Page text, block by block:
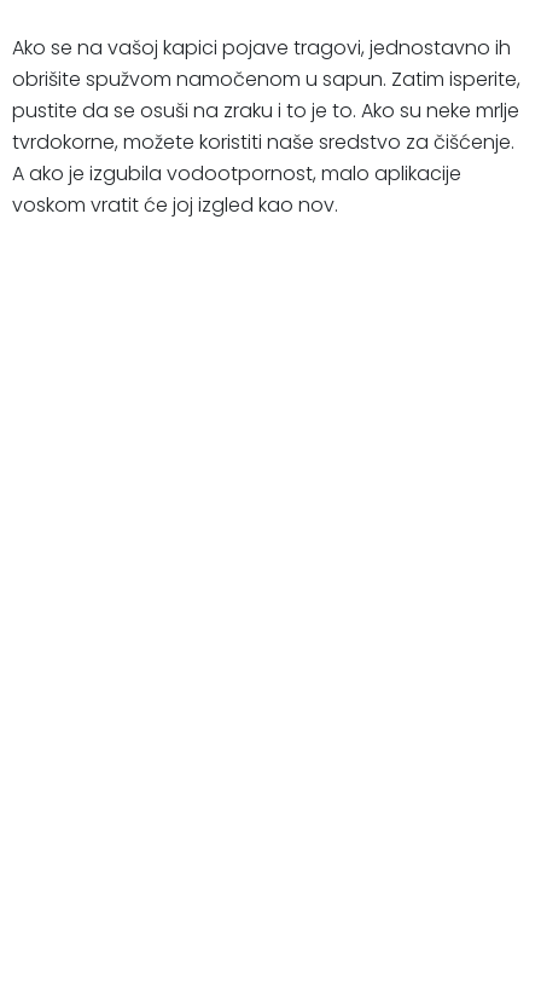
Ako se na vašoj kapici pojave tragovi, jednostavno ih
obrišite spužvom namočenom u sapun. Zatim isperite,
pustite da se osuši na zraku i to je to. Ako su neke mrlje
tvrdokorne, možete koristiti naše sredstvo za čišćenje.
A ako je izgubila vodootpornost, malo aplikacije
voskom vratit će joj izgled kao nov.